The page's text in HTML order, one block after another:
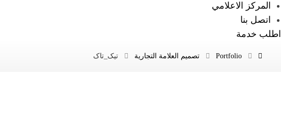
المركز الاعلامي
اتصل بنا
اطلب خدمة
Portfolio تصميم العلامة التجارية تیک_تاک